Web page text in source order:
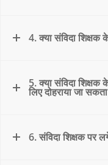
4. क्या संविदा
5. क्या संविदा शिक्षक
लिए दोहराया जा
6. संविदा शिक्षक पर